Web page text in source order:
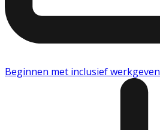
Beginnen met inclusief werkgeven